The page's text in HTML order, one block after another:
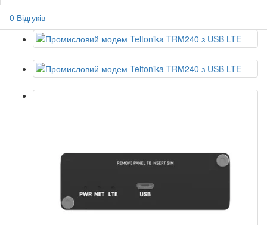
0 Відгуків